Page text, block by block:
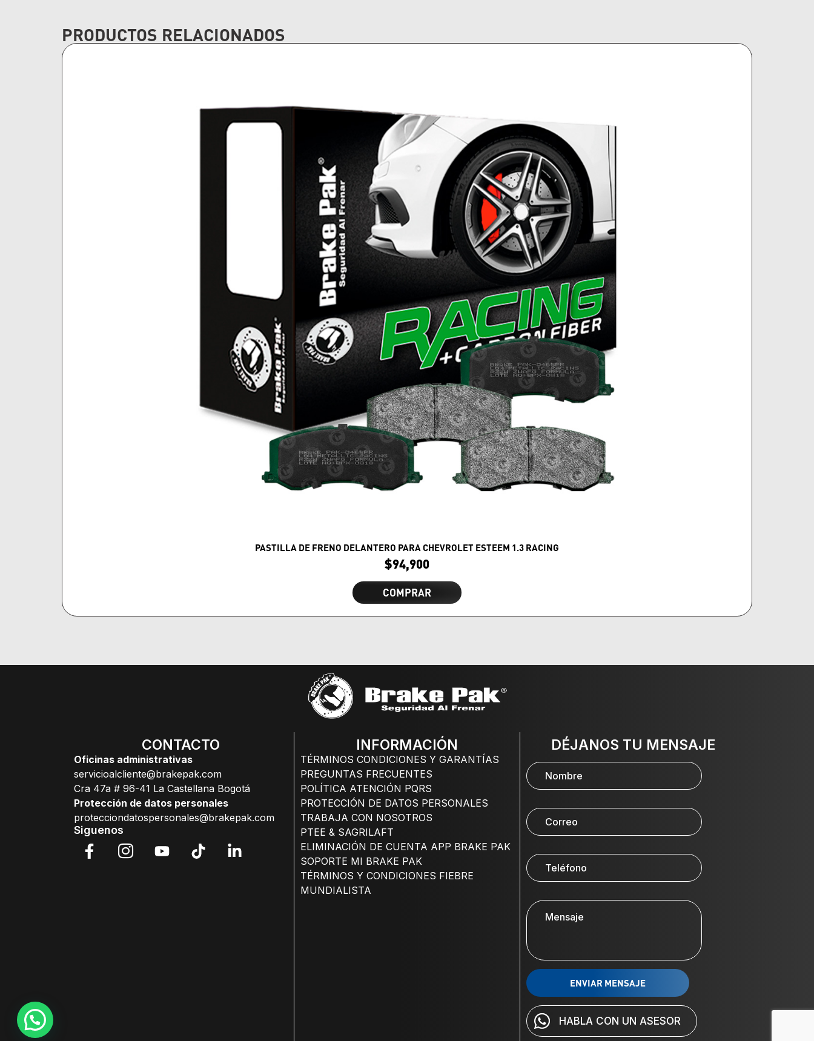
PRODUCTOS RELACIONADOS
PASTILLA DE FRENO DELANTERO PARA CHEVROLET ESTEEM 1.3 RACING
$94,900
COMPRAR
CONTACTO
Oficinas administrativas
servicioalcliente@brakepak.com
Cra 47a # 96-41 La Castellana Bogotá
Protección de datos personales
protecciondatospersonales@brakepak.com
Siguenos
INFORMACIÓN
TÉRMINOS CONDICIONES Y GARANTÍAS
PREGUNTAS FRECUENTES
POLÍTICA ATENCIÓN PQRS
PROTECCIÓN DE DATOS PERSONALES
TRABAJA CON NOSOTROS
PTEE & SAGRILAFT
ELIMINACIÓN DE CUENTA APP BRAKE PAK
SOPORTE MI BRAKE PAK
TÉRMINOS Y CONDICIONES FIEBRE
MUNDIALISTA
DÉJANOS TU MENSAJE
HABLA CON UN ASESOR